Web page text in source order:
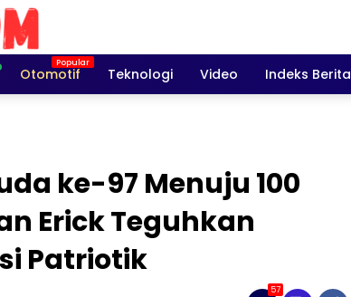
Otomotif Teknologi Video Indeks Berita
ke-97 Menuju 100
Erick Teguhkan
Patriotik
57